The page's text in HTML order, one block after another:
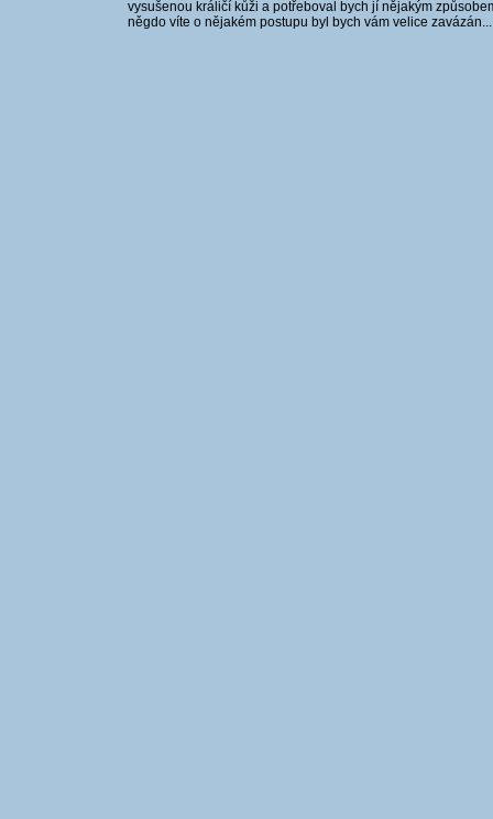
vysušenou králičí kůži a potřeboval bych jí nějakým
něgdo víte o nějakém postupu byl bych vám velice zavázán...